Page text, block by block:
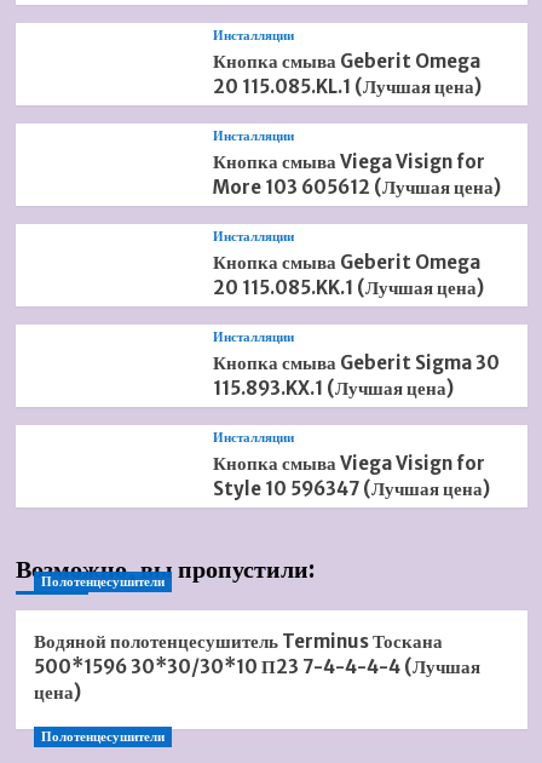
Инсталляции
Кнопка смыва Geberit Omega
20 115.085.KL.1 (Лучшая цена)
Инсталляции
Кнопка смыва Viega Visign for
More 103 605612 (Лучшая цена)
Инсталляции
Кнопка смыва Geberit Omega
20 115.085.KK.1 (Лучшая цена)
Инсталляции
Кнопка смыва Geberit Sigma 30
115.893.KX.1 (Лучшая цена)
Инсталляции
Кнопка смыва Viega Visign for
Style 10 596347 (Лучшая цена)
Возможно, вы пропустили:
Полотенцесушители
Водяной полотенцесушитель Terminus Тоскана
500*1596 30*30/30*10 П23 7-4-4-4-4 (Лучшая
цена)
Полотенцесушители